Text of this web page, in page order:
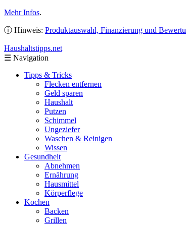
Mehr Infos.
ⓘ Hinweis: Produktauswahl, Finanzierung und
Haushaltstipps.net
☰ Navigation
Tipps & Tricks
Flecken entfernen
Geld sparen
Haushalt
Putzen
Schimmel
Ungeziefer
Waschen & Reinigen
Wissen
Gesundheit
Abnehmen
Ernährung
Hausmittel
Körperflege
Kochen
Backen
Grillen